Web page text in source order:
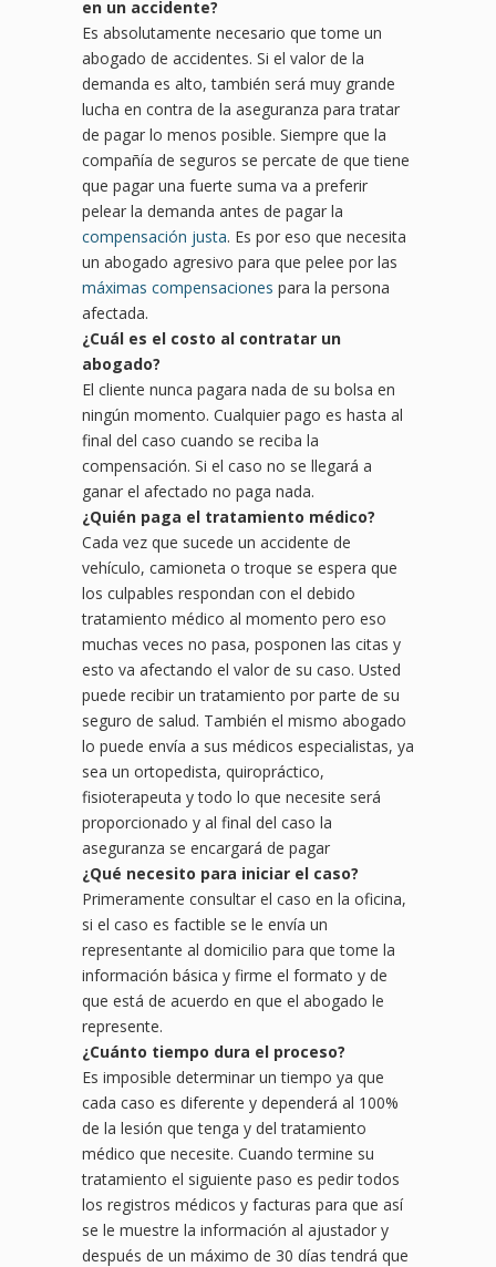
en un accidente?
Es absolutamente necesario que tome un
abogado de accidentes. Si el valor de la
demanda es alto, también será muy grande
lucha en contra de la aseguranza para tratar
de pagar lo menos posible. Siempre que la
compañía de seguros se percate de que tiene
que pagar una fuerte suma va a preferir
pelear la demanda antes de pagar la
compensación justa. Es por eso que necesita
un abogado agresivo para que pelee por las
máximas compensaciones para la persona
afectada.
¿Cuál es el costo al contratar un
abogado?
El cliente nunca pagara nada de su bolsa en
ningún momento. Cualquier pago es hasta al
final del caso cuando se reciba la
compensación. Si el caso no se llegará a
ganar el afectado no paga nada.
¿Quién paga el tratamiento médico?
Cada vez que sucede un accidente de
vehículo, camioneta o troque se espera que
los culpables respondan con el debido
tratamiento médico al momento pero eso
muchas veces no pasa, posponen las citas y
esto va afectando el valor de su caso. Usted
puede recibir un tratamiento por parte de su
seguro de salud. También el mismo abogado
lo puede envía a sus médicos especialistas, ya
sea un ortopedista, quiropráctico,
fisioterapeuta y todo lo que necesite será
proporcionado y al final del caso la
aseguranza se encargará de pagar
¿Qué necesito para iniciar el caso?
Primeramente consultar el caso en la oficina,
si el caso es factible se le envía un
representante al domicilio para que tome la
información básica y firme el formato y de
que está de acuerdo en que el abogado le
represente.
¿Cuánto tiempo dura el proceso?
Es imposible determinar un tiempo ya que
cada caso es diferente y dependerá al 100%
de la lesión que tenga y del tratamiento
médico que necesite. Cuando termine su
tratamiento el siguiente paso es pedir todos
los registros médicos y facturas para que así
se le muestre la información al ajustador y
después de un máximo de 30 días tendrá que